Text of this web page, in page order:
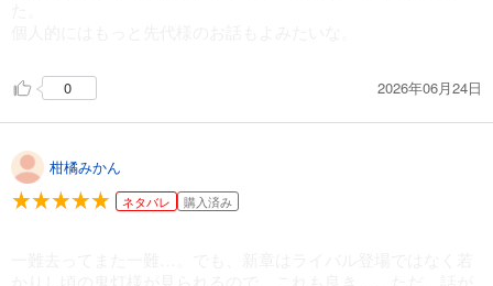
0 2026年06月24日
柑橘みかん
ネタバレ 購入済み